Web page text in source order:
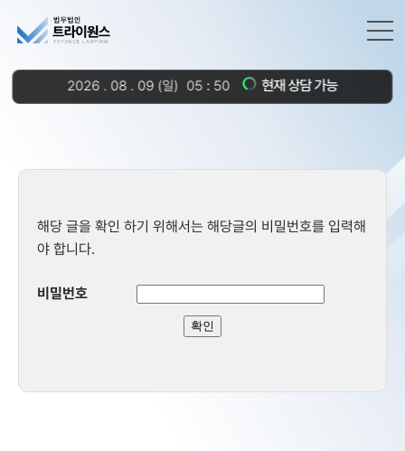
2026 . 08 . 09 (일) 05 : 50 현재 상담 가능
해당 글을 확인 하기 위해서는 해당글의 비밀번호를 입력해
야 합니다.
비밀번호